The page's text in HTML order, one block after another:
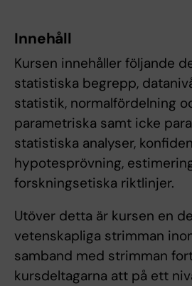
Innehåll
Kursen innehåller följande
statistiska begrepp,
statistik, normalfördelning
parametriska samt icke
statistiska analyser,
hypotesprövning,
forskningsetiska riktlinjer.
Utöver detta är kursen en
vetenskapliga strimman
samband med strimman
kursdeltagarna att på ett